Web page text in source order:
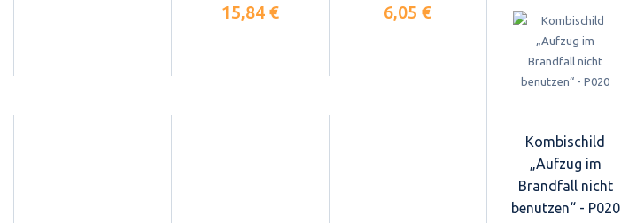
15,84 € 6,05 €
Kombischild
„Aufzug im
Brandfall nicht
benutzen“ - P020